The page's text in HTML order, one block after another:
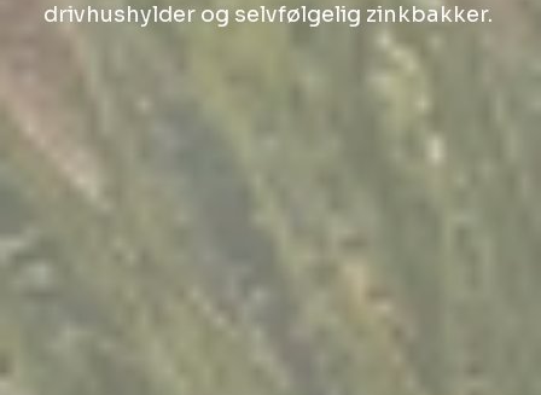
drivhushylder og selvfølgelig zinkbakker.